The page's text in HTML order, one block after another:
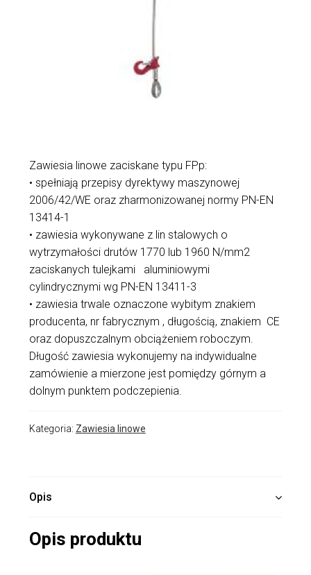
Zawiesia linowe zaciskane typu FPp:
• spełniają przepisy dyrektywy maszynowej
2006/42/WE oraz zharmonizowanej normy PN-EN
13414-1
• zawiesia wykonywane z lin stalowych o
wytrzymałości drutów 1770 lub 1960 N/mm2
zaciskanych tulejkami aluminiowymi
cylindrycznymi wg PN-EN 13411-3
• zawiesia trwale oznaczone wybitym znakiem
producenta, nr fabrycznym , długością, znakiem CE
oraz dopuszczalnym obciążeniem roboczym.
Długość zawiesia wykonujemy na indywidualne
zamówienie a mierzone jest pomiędzy górnym a
dolnym punktem podczepienia.
Kategoria: Zawiesia linowe
Opis
Opis produktu